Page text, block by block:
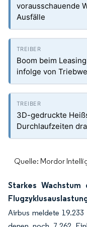
vorausschauende
Ausfälle
Boom beim
infolge von
3D-gedruckte
Durchlaufzeiten
Quelle: Mordor
Starkes
Airbus meldete